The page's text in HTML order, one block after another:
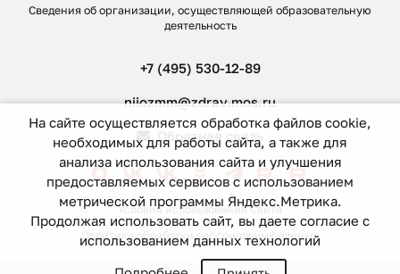
Сведения об организации, осуществляющей образовательную
деятельность
+7 (495) 530-12-89
niiozmm@zdrav.mos.ru
Обратная связь
Условия использования Сайта
Политика обработки персональных данных
На сайте осуществляется обработка файлов cookie,
необходимых для работы сайта, а также для
анализа использования сайта и улучшения
предоставляемых сервисов с использованием
метрической программы Яндекс.Метрика.
Продолжая использовать сайт, вы даете согласие с
использованием данных технологий